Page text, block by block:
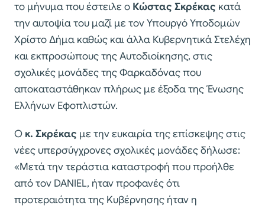
το μήνυμα που έστειλε ο Κώστας Σκρέκας κατά
την αυτοψία του μαζί με τον Υπουργό Υποδομών
Χρίστο Δήμα καθώς και άλλα Κυβερνητικά Στελέχη
και εκπροσώπους της Αυτοδιοίκησης, στις
σχολικές μονάδες της Φαρκαδόνας που
αποκαταστάθηκαν πλήρως με έξοδα της Ένωσης
Ελλήνων Εφοπλιστών.
Ο κ. Σκρέκας με την ευκαιρία της επίσκεψης στις
νέες υπερσύγχρονες σχολικές μονάδες δήλωσε:
«Μετά την τεράστια καταστροφή που προήλθε
από τον DANIEL, ήταν προφανές ότι
προτεραιότητα της Kυβέρνησης ήταν η